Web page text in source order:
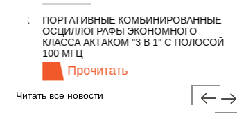
ПОРТАТИВНЫЕ КОМБИНИРОВАННЫЕ
ОСЦИЛЛОГРАФЫ ЭКОНОМНОГО
КЛАССА АКТАКОМ "3 В 1" С ПОЛОСОЙ
100 МГЦ
Прочитать
Читать все новости